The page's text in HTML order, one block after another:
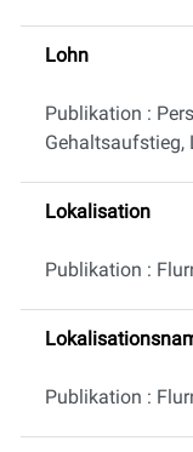
Lohn
Publikation :
Gehaltsaufstieg,
Lokalisation
Publikation :
Publikation :